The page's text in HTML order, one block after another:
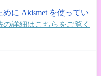
に Akismet を使ってい
詳細はこちらをご覧く